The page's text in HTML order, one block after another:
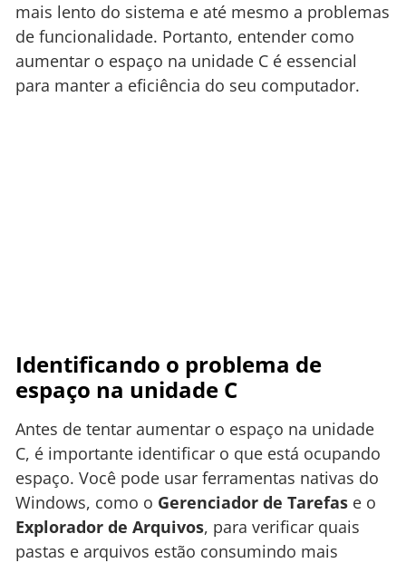
mais lento do sistema e até mesmo a problemas
de funcionalidade. Portanto, entender como
aumentar o espaço na unidade C é essencial
para manter a eficiência do seu computador.
Identificando o problema de
espaço na unidade C
Antes de tentar aumentar o espaço na unidade
C, é importante identificar o que está ocupando
espaço. Você pode usar ferramentas nativas do
Windows, como o Gerenciador de Tarefas e o
Explorador de Arquivos, para verificar quais
pastas e arquivos estão consumindo mais